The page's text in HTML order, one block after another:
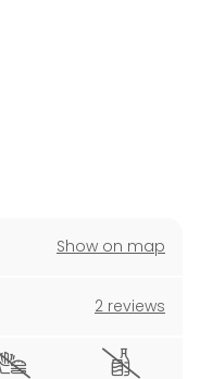
Show on map
2 reviews